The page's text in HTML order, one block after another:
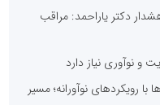
دکتر یاراحمد: مراقب
و نوآوری نیاز دارد
رویکردهای نوآورانه؛ مسیر